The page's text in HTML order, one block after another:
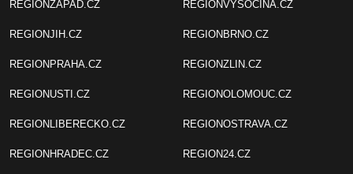
REGIONZAPAD.CZ
REGIONJIH.CZ
REGIONPRAHA.CZ
REGIONUSTI.CZ
REGIONLIBERECKO.CZ
REGIONHRADEC.CZ
REGIONVYSOCINA.CZ
REGIONBRNO.CZ
REGIONZLIN.CZ
REGIONOLOMOUC.CZ
REGIONOSTRAVA.CZ
REGION24.CZ